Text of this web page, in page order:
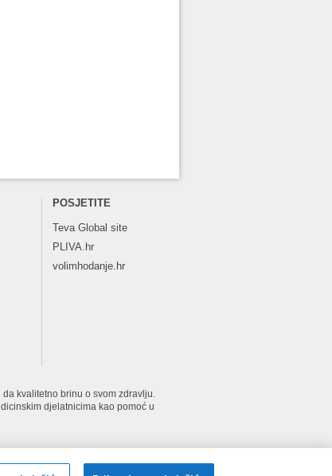
POSJETITE
TevaGlobal site
PLIVA.hr
volimhodanje.hr
kvalitetno brinu o svom zdravlju.
djelatnicima kao pomoć u
Sva prava pridržana.